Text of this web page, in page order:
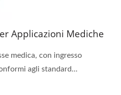
Applicazioni Mediche
medica, con ingresso
agli standard...